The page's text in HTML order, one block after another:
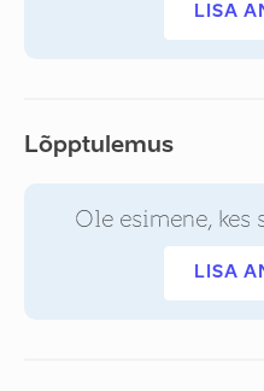
LISA
Lõpptulemus
Ole esimene, kes
LISA